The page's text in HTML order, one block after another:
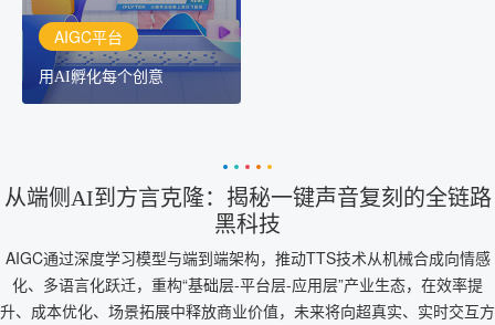
AIGC平台
用AI孵化每个创意
从端侧AI到方言克隆：揭秘一键声音复刻的全链路
黑科技
AIGC通过深度学习模型与端到端架构，推动TTS技术从机械合成向情感
化、多语言化跃迁，重构“基础层-平台层-应用层”产业生态，在效率提
升、成本优化、场景拓展中释放商业价值，未来将向超真实、实时交互方